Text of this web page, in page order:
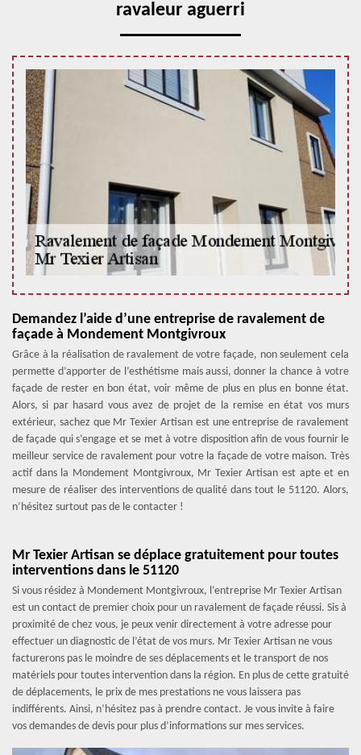
ravaleur aguerri
Demandez l’aide d’une entreprise de ravalement de
façade à Mondement Montgivroux
Grâce à la réalisation de ravalement de votre façade, non seulement cela
permette d’apporter de l’esthétisme mais aussi, donner la chance à votre
façade de rester en bon état, voir même de plus en plus en bonne état.
Alors, si par hasard vous avez de projet de la remise en état vos murs
extérieur, sachez que Mr Texier Artisan est une entreprise de ravalement
de façade qui s’engage et se met à votre disposition afin de vous fournir le
meilleur service de ravalement pour votre la façade de votre maison. Très
actif dans la Mondement Montgivroux, Mr Texier Artisan est apte et en
mesure de réaliser des interventions de qualité dans tout le 51120. Alors,
n’hésitez surtout pas de le contacter !
Mr Texier Artisan se déplace gratuitement pour toutes
interventions dans le 51120
Si vous résidez à Mondement Montgivroux, l’entreprise Mr Texier Artisan
est un contact de premier choix pour un ravalement de façade réussi. Sis à
proximité de chez vous, je peux venir directement à votre adresse pour
effectuer un diagnostic de l’état de vos murs. Mr Texier Artisan ne vous
facturerons pas le moindre de ses déplacements et le transport de nos
matériels pour toutes intervention dans la région. En plus de cette gratuité
de déplacements, le prix de mes prestations ne vous laissera pas
indifférents. Ainsi, n’hésitez pas à prendre contact. Je vous invite à faire
vos demandes de devis pour plus d’informations sur mes services.